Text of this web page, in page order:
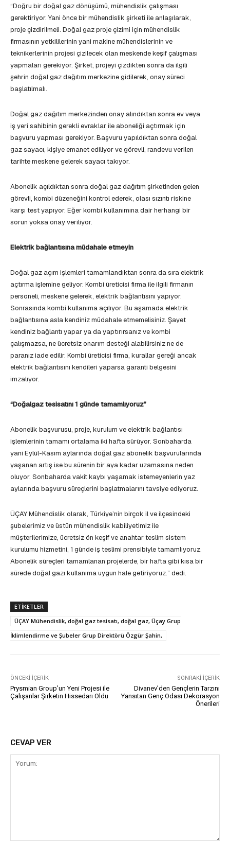
“Doğru bir doğal gaz dönüşümü, mühendislik çalışması
gerektiriyor. Yani önce bir mühendislik şirketi ile anlaşılarak,
proje çizdirilmeli. Doğal gaz proje çizimi için mühendislik
firmasının yetkililerinin yani makine mühendislerinin ve
teknikerlerinin projesi çizilecek olan meskende keşif çalışması
yapmaları gerekiyor. Şirket, projeyi çizdikten sonra da ilgili
şehrin doğal gaz dağıtım merkezine gidilerek, onay süreci
başlatılmalı.
Doğal gaz dağıtım merkezinden onay alındıktan sonra ev veya
iş yeri sahibinin gerekli evraklar ile aboneliği açtırmak için
başvuru yapması gerekiyor. Başvuru yapıldıktan sonra doğal
gaz sayacı, kişiye emanet ediliyor ve görevli, randevu verilen
tarihte meskene gelerek sayacı takıyor.
Abonelik açıldıktan sonra doğal gaz dağıtım şirketinden gelen
görevli, kombi düzeneğini kontrol ederek, olası sızıntı riskine
karşı test yapıyor. Eğer kombi kullanımına dair herhangi bir
sorun yoksa onay veriliyor.
Elektrik bağlantısına müdahale etmeyin
Doğal gaz açım işlemleri tamamlandıktan sonra da sıra elektrik
açtırma işlemine geliyor. Kombi üreticisi firma ile ilgili firmanın
personeli, meskene gelerek, elektrik bağlantısını yapıyor.
Sonrasında kombi kullanıma açılıyor. Bu aşamada elektrik
bağlantısına asla kendiniz müdahale etmemelisiniz. Şayet
kendiniz bağlantı yapar ya da yaptırırsanız ve kombi
çalışmazsa, ne ücretsiz onarım desteği alabilirsiniz ne de
paranız iade edilir. Kombi üreticisi firma, kurallar gereği ancak
elektrik bağlantısını kendileri yaparsa garanti belgesini
imzalıyor.
“Doğalgaz tesisatını 1 günde tamamlıyoruz”
Abonelik başvurusu, proje, kurulum ve elektrik bağlantısı
işlemlerinin tamamı ortalama iki hafta sürüyor. Sonbaharda
yani Eylül-Kasım aylarında doğal gaz abonelik başvurularında
yaşanan artış ise bu sürenin bir aya kadar uzamasına neden
oluyor. Sonbaharda vakit kaybı yaşamak istemeyenlerin yaz
aylarında başvuru süreçlerini başlatmalarını tavsiye ediyoruz.
ÜÇAY Mühendislik olarak, Türkiye’nin birçok il ve ilçesindeki
şubelerimiz ve üstün mühendislik kabiliyetimiz ile
müşterilerimize, ücretsiz ön keşif ve anahtar teslim sistem
kurulumu hizmetini, 1 günde iş teslimi prensibiyle tamamlıyoruz.
Abonelik süreçleri tamamlanan projelerde, bir hafta gibi kısa bir
sürede doğal gazı kullanıma uygun hale getiriyoruz.” dedi.
ETIKETLER
ÜÇAY Mühendislik, doğal gaz tesisatı, doğal gaz, Üçay Grup
İklimlendirme ve Şubeler Grup Direktörü Özgür Şahin,
ÖNCEKI İÇERIK
Prysmian Group’un Yeni Projesi ile
Çalışanlar Şirketin Hissedarı Oldu
SONRAKI İÇERIK
Divanev’den Gençlerin Tarzını
Yansıtan Genç Odası Dekorasyon
Önerileri
CEVAP VER